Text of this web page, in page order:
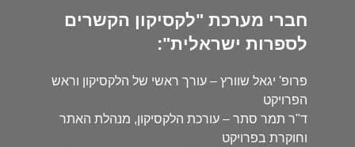
חברי מערכת "לקסיקון הקשרים
לספרות ישראלית":
פרופ' יגאל שוורץ – עורך ראשי של הלקסיקון וראש
הפרויקט
ד"ר תמר סתר – עורכת הלקסיקון, מנהלת האתר
וחוקרת בפרויקט